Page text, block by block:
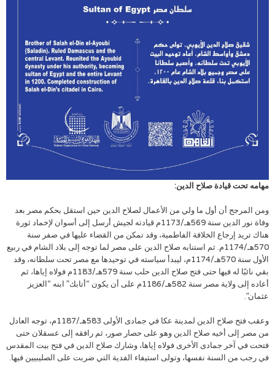
مهامه تحت قيادة صلاح الدين:
ومن المرجح أن أول ما ولي من الأعمال لصلاح الدين حين استقل بحكم مصر بعد
وفاة نور الدين سنة 569هـ/1173م قيادته لجيش أرسل إلى أسوان لإخماد ثورة
هناك تريد إرجاع الخلافة الفاطمية، وقد تمكن من القضاء عليها في صفر سنة
570هـ/1174م. ثم استنابه صلاح الدين على مصر لما توجه إلى بلاد الشام في ربيع
الأول سنة 570هـ/1174م، ليبدأ سياسته في توحيدها مع مصر تحت سلطانه، وقد
بقي نائبًا له فيها حتى فتح صلاح الدين حلب سنة 579هـ/1183م فولاه إياها، ثم
أعاده إلى ولاية مصر سنة 582هـ/1186م على أن يكون “أتابك” ابنه “العزيز
عثمان”.
وعقب فتح صلاح الدين لمدينة عكا في جمادى الأولى 583هـ/1187م، توجه العادل
من مصر إلى أخيه صلاح الدين وهو على حصار صور، ثم رافقه إلى عسقلان حتى
فتحت في آخر جمادى الأخرى فولاه إياها، وشارك صلاح الدين في فتح بيت المقدس
في رجب من السنة نفسها، وتولى استيفاء الفدية التي ضربت على الصليبيين فيها.